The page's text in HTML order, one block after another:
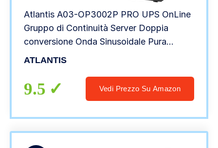
Atlantis A03-OP3002P PRO UPS OnLine
Gruppo di Continuità Server Doppia
conversione Onda Sinusoidale Pura
3000VA 2700W, Tower display LCD,
SNMP, 6x12V-9Ah
ATLANTIS
9.5 Vedi Prezzo Su Amazon